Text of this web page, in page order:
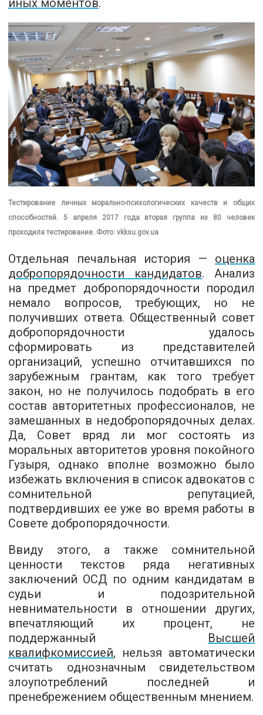
иных моментов.
Тестирование личных морально-психологических качеств и общих
способностей. 5 апреля 2017 года вторая группа из 80 человек
проходила тестирование. Фото: vkksu.gov.ua
Отдельная печальная история — оценка
добропорядочности кандидатов. Анализ
на предмет добропорядочности породил
немало вопросов, требующих, но не
получивших ответа. Общественный совет
добропорядочности удалось
сформировать из представителей
организаций, успешно отчитавшихся по
зарубежным грантам, как того требует
закон, но не получилось подобрать в его
состав авторитетных профессионалов, не
замешанных в недобропорядочных делах.
Да, Совет вряд ли мог состоять из
моральных авторитетов уровня покойного
Гузыря, однако вполне возможно было
избежать включения в список адвокатов с
сомнительной репутацией,
подтвердивших ее уже во время работы в
Совете добропорядочности.
Ввиду этого, а также сомнительной
ценности текстов ряда негативных
заключений ОСД по одним кандидатам в
судьи и подозрительной
невнимательности в отношении других,
впечатляющий их процент, не
поддержанный Высшей
квалифкомиссией, нельзя автоматически
считать однозначным свидетельством
злоупотреблений последней и
пренебрежением общественным мнением.